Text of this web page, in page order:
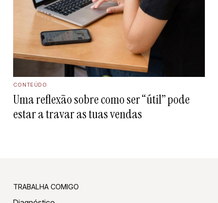
CONTEÚDO
Uma reflexão sobre como ser “útil” pode
estar a travar as tuas vendas
TRABALHA COMIGO